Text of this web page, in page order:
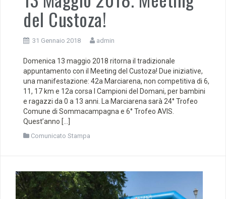
del Custoza!
31 Gennaio 2018 admin
Domenica 13 maggio 2018 ritorna il tradizionale
appuntamento con il Meeting del Custoza! Due iniziative,
una manifestazione: 42a Marciarena, non competitiva di 6,
11, 17 km e 12a corsa I Campioni del Domani, per bambini
e ragazzi da 0 a 13 anni. La Marciarena sarà 24° Trofeo
Comune di Sommacampagna e 6° Trofeo AVIS.
Quest’anno […]
Comunicato Stampa